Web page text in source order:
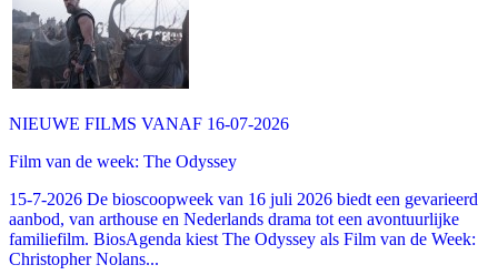
NIEUWE FILMS VANAF 16-07-2026
Film van de week: The Odyssey
15-7-2026 De bioscoopweek van 16 juli 2026 biedt een gevarieerd
aanbod, van arthouse en Nederlands drama tot een avontuurlijke
familiefilm. BiosAgenda kiest The Odyssey als Film van de Week:
Christopher Nolans...